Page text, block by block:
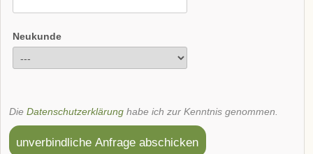
Neukunde
Die Datenschutzerklärung habe ich zur Kenntnis genommen.
unverbindliche Anfrage abschicken